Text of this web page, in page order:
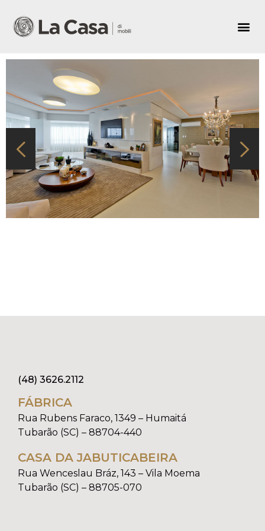
(48) 3626.2112
FÁBRICA
Rua Rubens Faraco, 1349 – Humaitá
Tubarão (SC) – 88704-440
CASA DA JABUTICABEIRA
Rua Wenceslau Bráz, 143 – Vila Moema
Tubarão (SC) – 88705-070